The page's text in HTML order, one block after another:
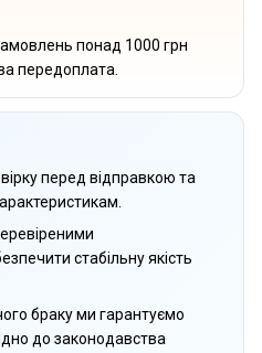
понад 1000 грн
передоплата.
перед відправкою та
стабільну якість
браку ми гарантуємо
до законодавства